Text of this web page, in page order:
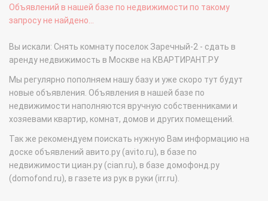
Объявлений в нашей базе по недвижимости по такому
запросу не найдено...
Вы искали: Снять комнату поселок Заречный-2 - сдать в
аренду недвижимость в Москве на КВАРТИРАНТ.РУ
Мы регулярно пополняем нашу базу и уже скоро тут будут
новые объявления. Объявления в нашей базе по
недвижимости наполняются вручную собственниками и
хозяевами квартир, комнат, домов и других помещений.
Так же рекомендуем поискать нужную Вам информацию на
доске объявлений авито.ру (avito.ru), в базе по
недвижимости циан.ру (cian.ru), в базе домофонд.ру
(domofond.ru), в газете из рук в руки (irr.ru).